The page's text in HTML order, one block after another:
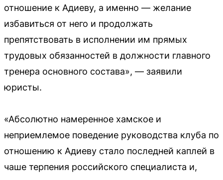
отношение к Адиеву, а именно — желание
избавиться от него и продолжать
препятствовать в исполнении им прямых
трудовых обязанностей в должности главного
тренера основного состава», — заявили
юристы.
«Абсолютно намеренное хамское и
неприемлемое поведение руководства клуба по
отношению к Адиеву стало последней каплей в
чаше терпения российского специалиста и,